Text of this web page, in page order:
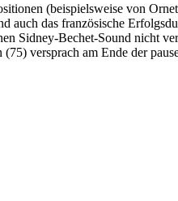
(beispielsweise von
auch das französische
Sidney-Bechet-Sound nicht
versprach am Ende der